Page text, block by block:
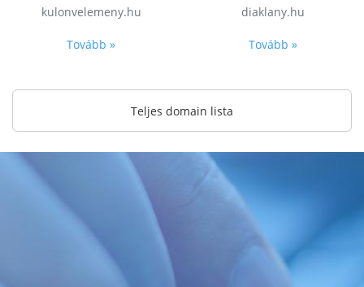
kulonvelemeny.hu
Tovább »
diaklany.hu
Tovább »
Teljes domain lista